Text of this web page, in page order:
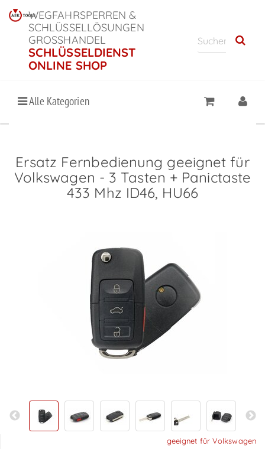
WEGFAHRSPERREN &
SCHLÜSSELLÖSUNGEN
GROSSHANDEL
SCHLÜSSELDIENST
ONLINE SHOP
Alle Kategorien
Ersatz Fernbedienung geeignet für
Volkswagen - 3 Tasten + Panictaste
433 Mhz ID46, HU66
geeignet für Volkswagen